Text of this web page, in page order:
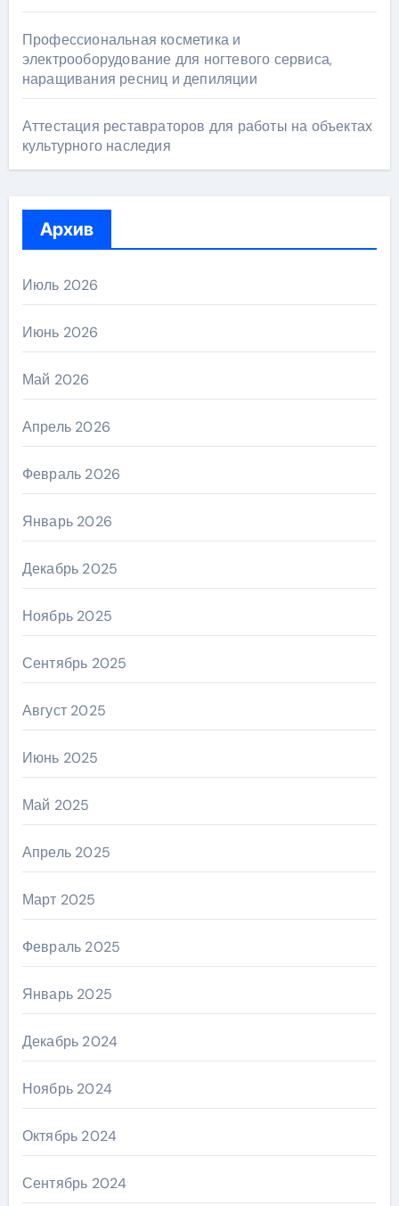
Профессиональная косметика и
электрооборудование для ногтевого сервиса,
наращивания ресниц и депиляции
Аттестация реставраторов для работы на объектах
культурного наследия
Архив
Июль 2026
Июнь 2026
Май 2026
Апрель 2026
Февраль 2026
Январь 2026
Декабрь 2025
Ноябрь 2025
Сентябрь 2025
Август 2025
Июнь 2025
Май 2025
Апрель 2025
Март 2025
Февраль 2025
Январь 2025
Декабрь 2024
Ноябрь 2024
Октябрь 2024
Сентябрь 2024